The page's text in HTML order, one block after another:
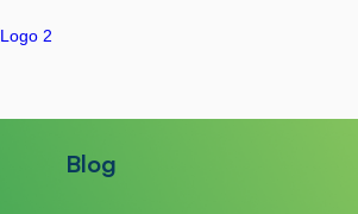
Blog